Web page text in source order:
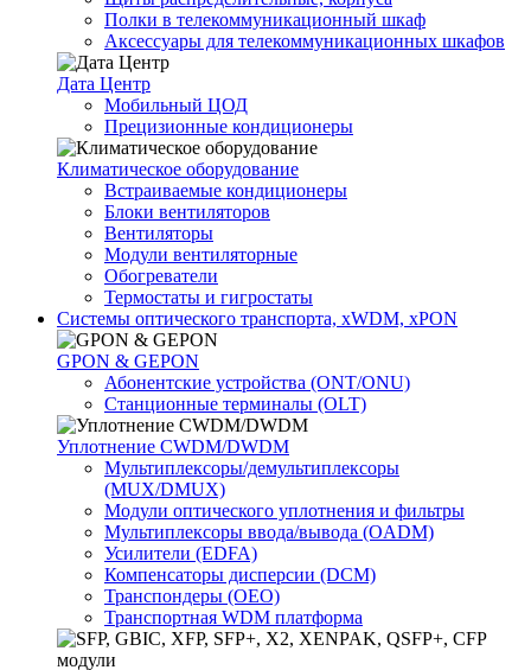
Полки в телекоммуникационный шкаф
Аксессуары для телекоммуникационных шкафов
Дата Центр
Мобильный ЦОД
Прецизионные кондиционеры
Климатичeское оборудование
Встраиваемые кондиционеры
Блоки вентиляторов
Вентиляторы
Модули вентиляторные
Обогреватели
Термостаты и гигростаты
Системы оптического транспорта, xWDM, xPON
GPON & GEPON
Абонентские устройства (ONT/ONU)
Станционные терминалы (OLT)
Уплотнение CWDM/DWDM
Мультиплексоры/демультиплексоры
(MUX/DMUX)
Модули оптического уплотнения и фильтры
Мультиплексоры ввода/вывода (OADM)
Усилители (EDFA)
Компенсаторы дисперсии (DCM)
Транспондеры (OEO)
Транспортная WDM платформа